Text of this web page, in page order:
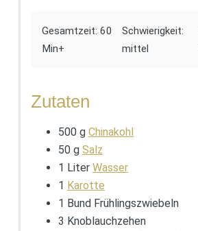
Gesamtzeit: 60
Min+
Schwierigkeit:
mittel
Zutaten
500 g Chinakohl
50 g Salz
1 Liter Wasser
1 Karotte
1 Bund Frühlingszwiebeln
3 Knoblauchzehen